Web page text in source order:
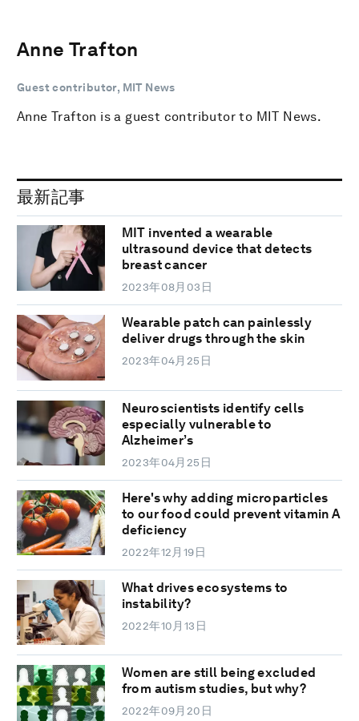
Anne Trafton
Guest contributor, MIT News
Anne Trafton is a guest contributor to MIT News.
最新記事
MIT invented a wearable
ultrasound device that detects
breast cancer
2023年08月03日
Wearable patch can painlessly
deliver drugs through the skin
2023年04月25日
Neuroscientists identify cells
especially vulnerable to
Alzheimer’s
2023年04月25日
Here's why adding microparticles
to our food could prevent vitamin A
deficiency
2022年12月19日
What drives ecosystems to
instability?
2022年10月13日
Women are still being excluded
from autism studies, but why?
2022年09月20日